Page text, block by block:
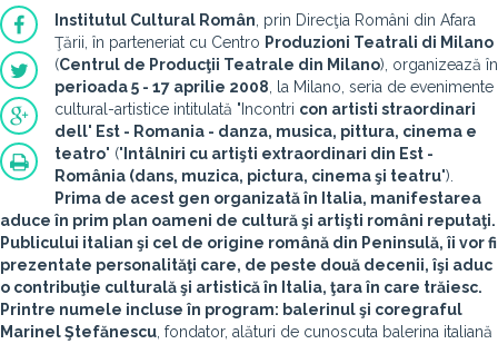
Institutul Cultural Român , prin Direcţia Români din Afara
Ţării, în parteneriat cu Centro Produzioni Teatrali di Milano
(Centrul de Producţii Teatrale din Milano), organizează în
perioada 5 - 17 aprilie 2008 , la Milano, seria de evenimente
cultural-artistice intitulată "Incontri con artisti straordinari
dell' Est - Romania - danza, musica, pittura, cinema e
teatro" (" Intâlniri cu artişti extraordinari din Est -
România (dans, muzica, pictura, cinema şi teatru").
Prima de acest gen organizată în Italia, manifestarea
aduce în prim plan oameni de cultură şi artişti români reputaţi.
Publicului italian şi cel de origine română din Peninsulă, îi vor fi
prezentate personalităţi care, de peste două decenii, îşi aduc
o contribuţie culturală şi artistică în Italia, ţara în care trăiesc.
Printre numele incluse în program: balerinul şi coregraful
Marinel Ştefănescu , fondator, alături de cunoscuta balerina italiană